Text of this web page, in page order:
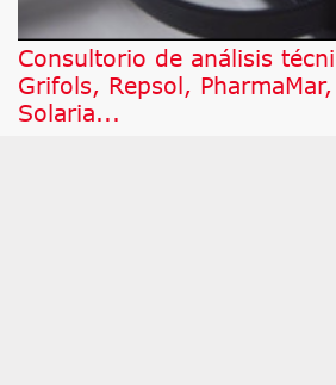
Consultorio de análisis
Grifols, Repsol,
Solaria...